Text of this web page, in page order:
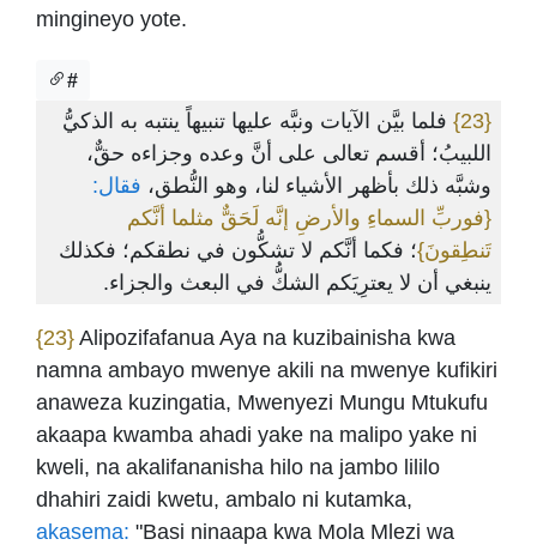
mingineyo yote.
#
{23}
فلما بيَّن الآيات ونبَّه عليها تنبيهاً ينتبه به الذكيُّ
اللبيبُ؛ أقسم تعالى على أنَّ وعده وجزاءه حقٌّ،
وشبَّه ذلك بأظهر الأشياء لنا، وهو النُّطق، فقال:
{فوربِّ السماءِ والأرضِ إنَّه لَحَقٌّ مثلما أنَّكم
تَنطِقونَ}؛ فكما أنَّكم لا تشكُّون في نطقكم؛ فكذلك
ينبغي أن لا يعترِيَكم الشكُّ في البعث والجزاء.
{23} Alipozifafanua Aya na kuzibainisha kwa
namna ambayo mwenye akili na mwenye kufikiri
anaweza kuzingatia, Mwenyezi Mungu Mtukufu
akaapa kwamba ahadi yake na malipo yake ni
kweli, na akalifananisha hilo na jambo lililo
dhahiri zaidi kwetu, ambalo ni kutamka,
akasema: "Basi ninaapa kwa Mola Mlezi wa